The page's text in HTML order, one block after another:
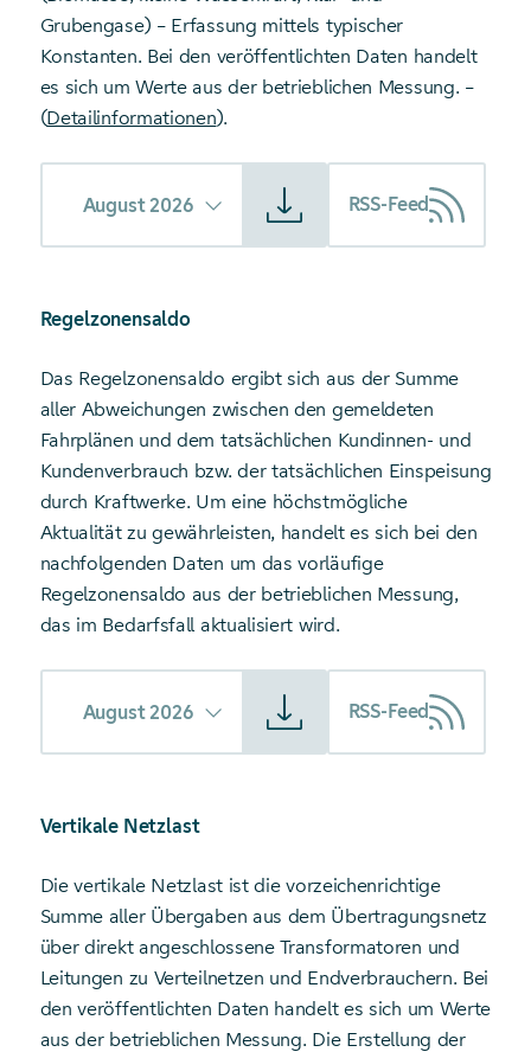
Grubengase) – Erfassung mittels typischer
Konstanten. Bei den veröffentlichten Daten handelt
es sich um Werte aus der betrieblichen Messung. –
(Detailinformationen).
August 2026 RSS-Feed
Regelzonensaldo
Das Regelzonensaldo ergibt sich aus der Summe
aller Abweichungen zwischen den gemeldeten
Fahrplänen und dem tatsächlichen Kundinnen- und
Kundenverbrauch bzw. der tatsächlichen Einspeisung
durch Kraftwerke. Um eine höchstmögliche
Aktualität zu gewährleisten, handelt es sich bei den
nachfolgenden Daten um das vorläufige
Regelzonensaldo aus der betrieblichen Messung,
das im Bedarfsfall aktualisiert wird.
August 2026 RSS-Feed
Vertikale Netzlast
Die vertikale Netzlast ist die vorzeichen­richtige
Summe aller Übergaben aus dem Übertragungs­netz
über direkt angeschlossene Transformatoren und
Leitungen zu Verteil­netzen und End­verbrauchern. Bei
den veröffentlichten Daten handelt es sich um Werte
aus der betrieblichen Messung. Die Erstellung der